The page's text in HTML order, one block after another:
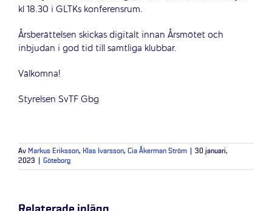
kl 18.30 i GLTKs konferensrum.
Årsberättelsen skickas digitalt innan Årsmötet och
inbjudan i god tid till samtliga klubbar.
Välkomna!
Styrelsen SvTF Gbg
Av Markus Eriksson, Klas Ivarsson, Cia Åkerman Ström
30 januari,
2023
Göteborg